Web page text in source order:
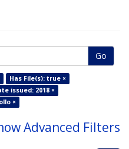
Go
Has File(s): true ×
issued: 2018 ×
×
Advanced Filters